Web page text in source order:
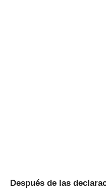
Después de las